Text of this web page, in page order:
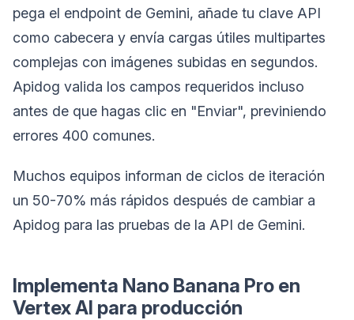
pega el endpoint de Gemini, añade tu clave API
como cabecera y envía cargas útiles multipartes
complejas con imágenes subidas en segundos.
Apidog valida los campos requeridos incluso
antes de que hagas clic en "Enviar", previniendo
errores 400 comunes.
Muchos equipos informan de ciclos de iteración
un 50-70% más rápidos después de cambiar a
Apidog para las pruebas de la API de Gemini.
Implementa Nano Banana Pro en
Vertex AI para producción